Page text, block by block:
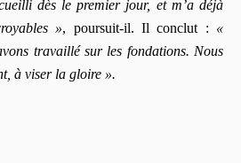
dès le premier jour, et m’a déjà
», poursuit-il. Il conclut : «
travaillé sur les fondations. Nous
à viser la gloire ».